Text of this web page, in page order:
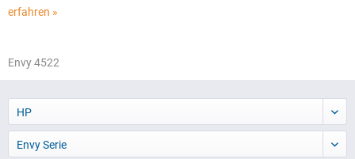
erfahren »
Envy 4522
HP
Envy Serie